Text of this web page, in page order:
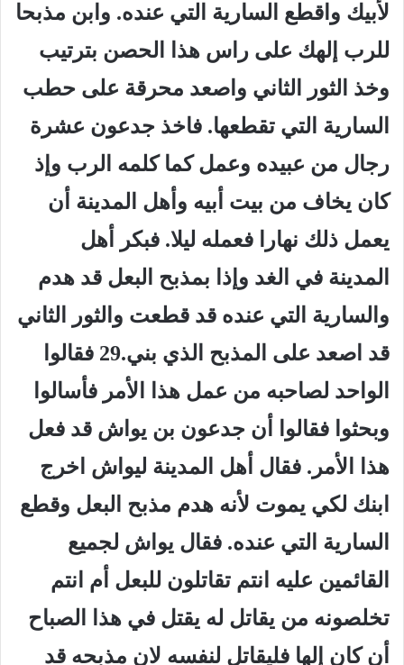
لأبيك واقطع السارية التي عنده. وابن مذبحا
للرب إلهك على راس هذا الحصن بترتيب
وخذ الثور الثاني واصعد محرقة على حطب
السارية التي تقطعها. فاخذ جدعون عشرة
رجال من عبيده وعمل كما كلمه الرب وإذ
كان يخاف من بيت أبيه وأهل المدينة أن
يعمل ذلك نهارا فعمله ليلا. فبكر أهل
المدينة في الغد وإذا بمذبح البعل قد هدم
والسارية التي عنده قد قطعت والثور الثاني
قد اصعد على المذبح الذي بني.29 فقالوا
الواحد لصاحبه من عمل هذا الأمر فأسالوا
وبحثوا فقالوا أن جدعون بن يواش قد فعل
هذا الأمر. فقال أهل المدينة ليواش اخرج
ابنك لكي يموت لأنه هدم مذبح البعل وقطع
السارية التي عنده. فقال يواش لجميع
القائمين عليه انتم تقاتلون للبعل أم انتم
تخلصونه من يقاتل له يقتل في هذا الصباح
أن كان إلها فليقاتل لنفسه لان مذبحه قد